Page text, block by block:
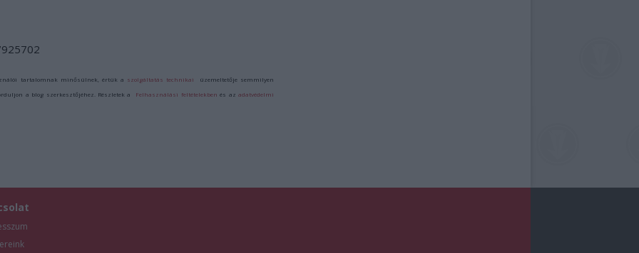
tartalomnak minősülnek, értük a szolgáltatás technikai üzemeltetője semmilyen
a blog szerkesztőjéhez. Részletek a Felhasználási feltételekben és azadatvédelmi